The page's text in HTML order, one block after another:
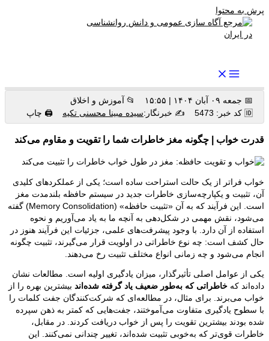
پرش به محتوا
📅 جمعه ۰۹ آبان ۱۴۰۴ | ۱۵:۵۵
📂 آموزش و اخلاق
🆔 کد خبر: 5473
✍️ خبرنگار:سیده مبینا محسنی تکیه 🖨 چاپ
قدرت خواب | چگونه مغز خاطرات شما را تقویت و مقاوم می‌کند
خواب فراتر از یک حالت استراحت ساده است؛ یکی از عملکردهای کلیدی
آن، تثبیت و یکپارچه‌سازی خاطرات جدید در سیستم حافظه بلندمدت مغز
است. این فرآیند که به آن «تثبیت حافظه» (Memory Consolidation) گفته
می‌شود، نقش مهمی در شکل‌دهی به آنچه ما به یاد می‌آوریم و نحوه
استفاده از آن دارد. با وجود پیشرفت‌های علمی، جزئیات این فرآیند هنوز در
حال کشف است: چه نوع خاطراتی در اولویت قرار می‌گیرند، تثبیت چگونه
انجام می‌شود و چه زمانی انواع مختلف تثبیت رخ می‌دهند.
یکی از عوامل اصلی تأثیرگذار، میزان یادگیری اولیه است. مطالعات نشان
داده‌اند که خاطراتی که به‌طور ضعیف یاد گرفته شده‌اند بیشترین بهره را از
خواب می‌برند. برای مثال، در مطالعه‌ای که شرکت‌کنندگان جفت کلمات را
با سطوح یادگیری متفاوت می‌آموختند، جفت‌هایی که کمتر به ذهن سپرده
شده بودند بیشترین تقویت را پس از خواب دریافت کردند. در مقابل،
خاطرات قوی‌تر که به‌خوبی تثبیت شده‌اند، تغییر چندانی نمی‌کنند. این